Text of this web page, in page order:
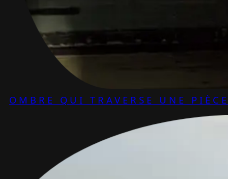
OMBRE QUI TRAVERSE UNE